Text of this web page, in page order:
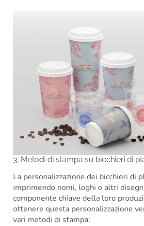
3. Metodi di stampa su bicchieri di
La personalizzazione dei bicchieri di
imprimendo nomi, loghi o altri
componente chiave della loro
ottenere questa personalizzazione
vari metodi di stampa: